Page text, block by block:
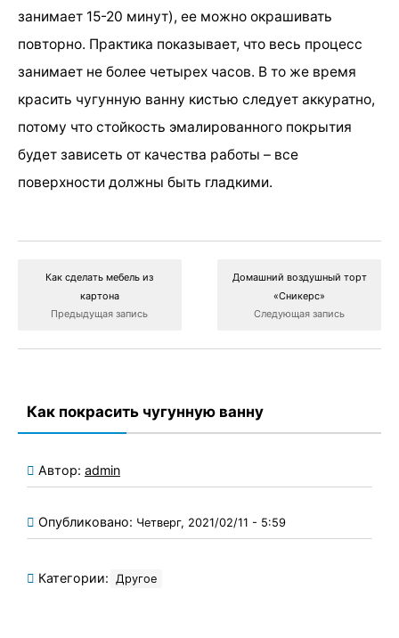
занимает 15-20 минут), ее можно окрашивать
повторно. Практика показывает, что весь процесс
занимает не более четырех часов. В то же время
красить чугунную ванну кистью следует аккуратно,
потому что стойкость эмалированного покрытия
будет зависеть от качества работы – все
поверхности должны быть гладкими.
Как сделать мебель из
картона
Предыдущая запись
Домашний воздушный торт
«Сникерс»
Следующая запись
Как покрасить чугунную ванну
Автор: admin
Опубликовано: Четверг, 2021/02/11 - 5:59
Категории: Другое